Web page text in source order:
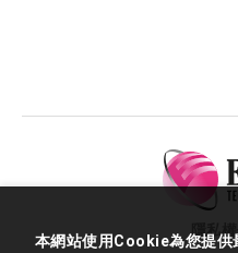
隱私權
本網站使用Cookie為您提供